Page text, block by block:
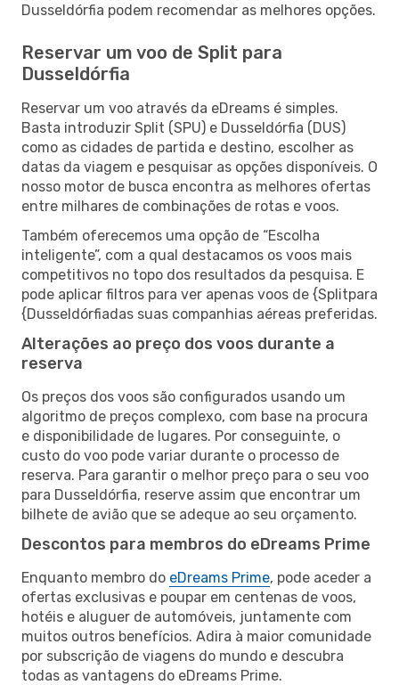
Dusseldórfia podem recomendar as melhores opções.
Reservar um voo de Split para
Dusseldórfia
Reservar um voo através da eDreams é simples.
Basta introduzir Split (SPU) e Dusseldórfia (DUS)
como as cidades de partida e destino, escolher as
datas da viagem e pesquisar as opções disponíveis. O
nosso motor de busca encontra as melhores ofertas
entre milhares de combinações de rotas e voos.
Também oferecemos uma opção de “Escolha
inteligente”, com a qual destacamos os voos mais
competitivos no topo dos resultados da pesquisa. E
pode aplicar filtros para ver apenas voos de {Splitpara
{Dusseldórfiadas suas companhias aéreas preferidas.
Alterações ao preço dos voos durante a
reserva
Os preços dos voos são configurados usando um
algoritmo de preços complexo, com base na procura
e disponibilidade de lugares. Por conseguinte, o
custo do voo pode variar durante o processo de
reserva. Para garantir o melhor preço para o seu voo
para Dusseldórfia, reserve assim que encontrar um
bilhete de avião que se adeque ao seu orçamento.
Descontos para membros do eDreams Prime
Enquanto membro do eDreams Prime, pode aceder a
ofertas exclusivas e poupar em centenas de voos,
hotéis e aluguer de automóveis, juntamente com
muitos outros benefícios. Adira à maior comunidade
por subscrição de viagens do mundo e descubra
todas as vantagens do eDreams Prime.